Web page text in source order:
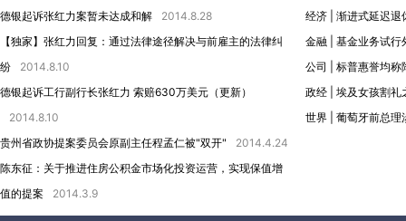
德银起诉张红力案暂未达成和解
2014.8.28
【独家】张红力回复：通过法律途径解决与前雇主的法律纠
纷
2014.8.10
德银起诉工行副行长张红力 索赔630万美元（更新）
2014.8.10
贵州省政协提案委员会原副主任程孟仁被"双开"
2014.4.24
陈东征：关于推进住房公积金市场化投资运营，实现保值增
值的提案
2014.3.9
经济
渐进式延迟退
金融
基金业务试行
公司
标普惠誉均称
政经
埃及女孩割礼
世界
葡萄牙前总理